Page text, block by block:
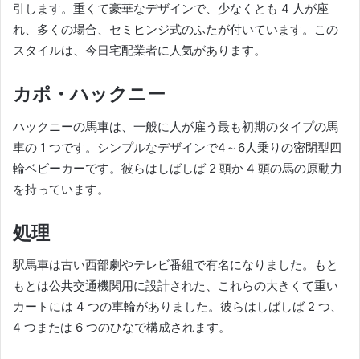
引します。 重くて豪華なデザインで、少なくとも 4 人が座
れ、多くの場合、セミヒンジ式のふたが付いています。
この
スタイルは、今日宅配業者に人気があります。
カポ・ハックニー
ハックニーの馬車は、一般に人が雇う最も初期のタイプの馬
車の 1 つです。 シンプルなデザインで4～6人乗りの密閉型四
輪ベビーカーです。 彼らはしばしば 2 頭か 4 頭の馬の原動力
を持っています。
処理
駅馬車は古い西部劇やテレビ番組で有名になりました。
もと
もとは公共交通機関用に設計された、これらの大きくて重い
カートには 4 つの車輪がありました。 彼らはしばしば 2 つ、
4 つまたは 6 つのひなで構成されます。